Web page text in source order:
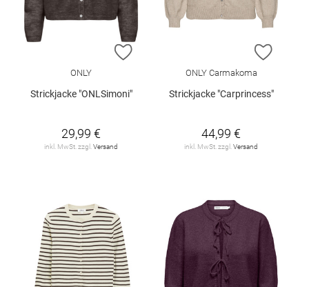
ZUR WUNSCHLISTE HINZUFÜGEN
ONLY
Strickjacke "ONLSimoni"
29,99 €
inkl. MwSt. zzgl. Versand
ZUR
ONLY Carmakoma
Strickjacke "Carprincess"
44,99 €
inkl. MwSt. zzgl. Versand